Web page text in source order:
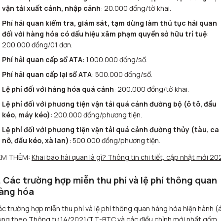
vận tải xuất cảnh, nhập cảnh: 20.000 đồng/tờ khai.
Phí hải quan kiểm tra, giám sát, tạm dừng làm thủ tục hải quan
đối với hàng hóa có dấu hiệu xâm phạm quyền sở hữu trí tuệ:
200.000 đồng/01 đơn.
Phí hải quan cấp sổ ATA: 1.000.000 đồng/sổ.
Phí hải quan cấp lại sổ ATA: 500.000 đồng/sổ.
Lệ phí đối với hàng hóa quá cảnh: 200.000 đồng/tờ khai.
Lệ phí đối với phương tiện vận tải quá cảnh đường bộ (ô tô, đầu
kéo, máy kéo): 200.000 đồng/phương tiện.
Lệ phí đối với phương tiện vận tải quá cảnh đường thủy (tàu, ca
nô, đầu kéo, xà lan): 500.000 đồng/phương tiện.
THÊM: Khai báo hải quan là gì? Thông tin chi tiết, cập nhật mới
Các trường hợp miễn thu phí và lệ phí thông quan
hóa
trường hợp miễn thu phí và lệ phí thông quan hàng hóa hiện hành